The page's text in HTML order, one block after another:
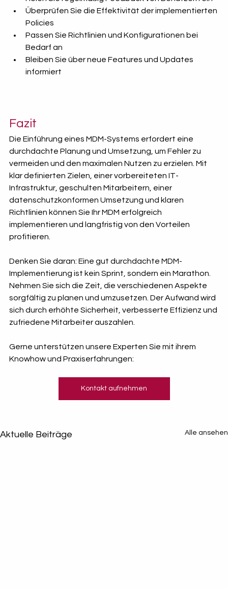
Überprüfen Sie die Effektivität der implementierten
Policies
Passen Sie Richtlinien und Konfigurationen bei
Bedarf an
Bleiben Sie über neue Features und Updates
informiert
Fazit
Die Einführung eines MDM-Systems erfordert eine
durchdachte Planung und Umsetzung, um Fehler zu
vermeiden und den maximalen Nutzen zu erzielen. Mit
klar definierten Zielen, einer vorbereiteten IT-
Infrastruktur, geschulten Mitarbeitern, einer
datenschutzkonformen Umsetzung und klaren
Richtlinien können Sie Ihr MDM erfolgreich
implementieren und langfristig von den Vorteilen
profitieren.
Denken Sie daran: Eine gut durchdachte MDM-
Implementierung ist kein Sprint, sondern ein Marathon.
Nehmen Sie sich die Zeit, die verschiedenen Aspekte
sorgfältig zu planen und umzusetzen. Der Aufwand wird
sich durch erhöhte Sicherheit, verbesserte Effizienz und
zufriedene Mitarbeiter auszahlen.
Gerne unterstützen unsere Experten Sie mit ihrem
Knowhow und Praxiserfahrungen:
Kontakt aufnehmen
Aktuelle Beiträge Alle ansehen